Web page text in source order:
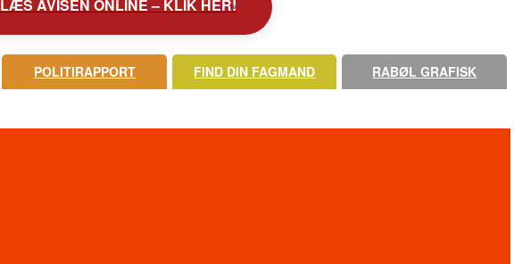
LÆS AVISEN ONLINE – KLIK HER!
POLITIRAPPORT FIND DIN FAGMAND RABØL GRAFISK